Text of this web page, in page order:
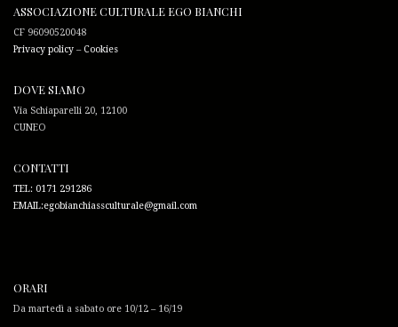
ASSOCIAZIONE CULTURALE EGO BIANCHI
CF 96090520048
Privacy policy – Cookies
DOVE SIAMO
Via Schiaparelli 20, 12100
CUNEO
CONTATTI
TEL: 0171 291286
EMAIL:egobianchiassculturale@gmail.com
ORARI
Da martedì a sabato ore 10/12 – 16/19